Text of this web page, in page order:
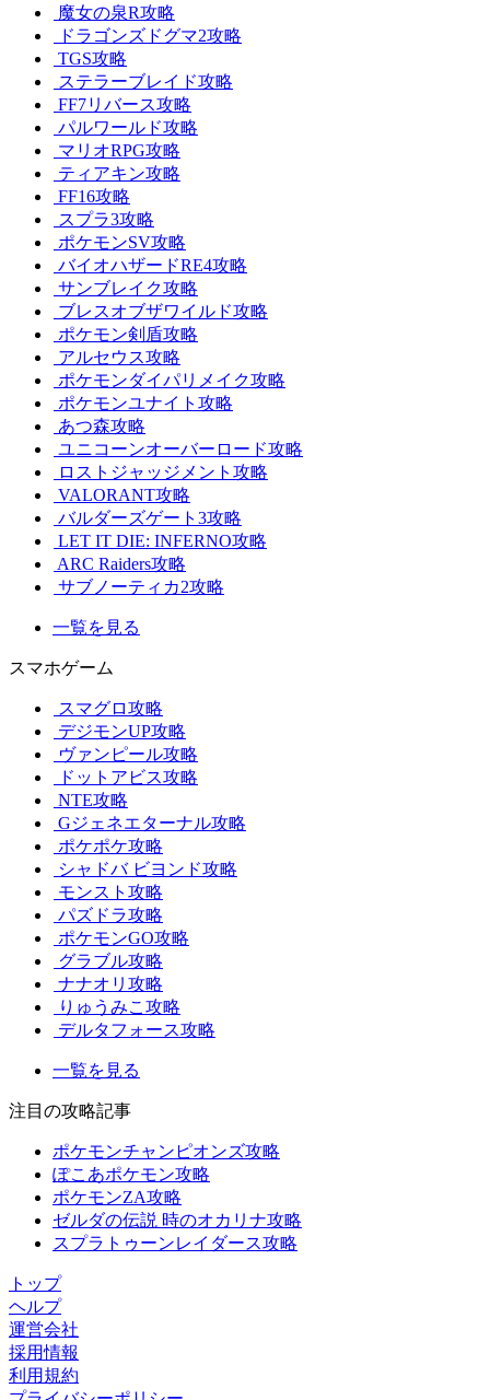
魔女の泉R攻略
ドラゴンズドグマ2攻略
TGS攻略
ステラーブレイド攻略
FF7リバース攻略
パルワールド攻略
マリオRPG攻略
ティアキン攻略
FF16攻略
スプラ3攻略
ポケモンSV攻略
バイオハザードRE4攻略
サンブレイク攻略
ブレスオブザワイルド攻略
ポケモン剣盾攻略
アルセウス攻略
ポケモンダイパリメイク攻略
ポケモンユナイト攻略
あつ森攻略
ユニコーンオーバーロード攻略
ロストジャッジメント攻略
VALORANT攻略
バルダーズゲート3攻略
LET IT DIE: INFERNO攻略
ARC Raiders攻略
サブノーティカ2攻略
一覧を見る
スマホゲーム
スマグロ攻略
デジモンUP攻略
ヴァンピール攻略
ドットアビス攻略
NTE攻略
Gジェネエターナル攻略
ポケポケ攻略
シャドバ ビヨンド攻略
モンスト攻略
パズドラ攻略
ポケモンGO攻略
グラブル攻略
ナナオリ攻略
りゅうみこ攻略
デルタフォース攻略
一覧を見る
注目の攻略記事
ポケモンチャンピオンズ攻略
ぽこあポケモン攻略
ポケモンZA攻略
ゼルダの伝説 時のオカリナ攻略
スプラトゥーンレイダース攻略
トップ
ヘルプ
運営会社
採用情報
利用規約